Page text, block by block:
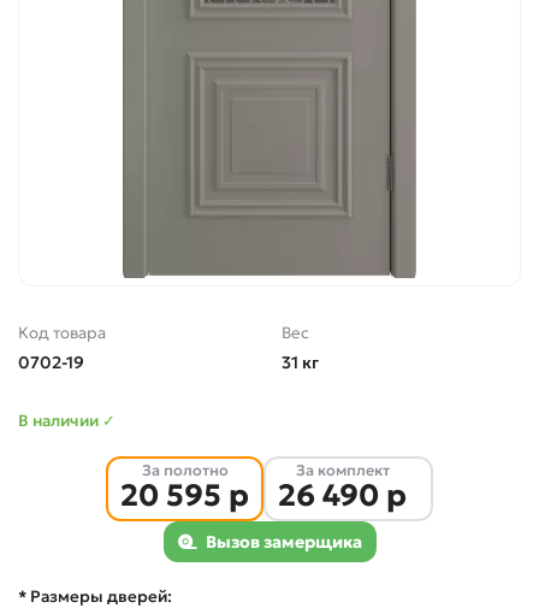
Код товара
0702-19
Вес
31 кг
В наличии ✓
За полотно
20 595 р
За комплект
26 490 р
Вызов замерщика
* Размеры дверей: